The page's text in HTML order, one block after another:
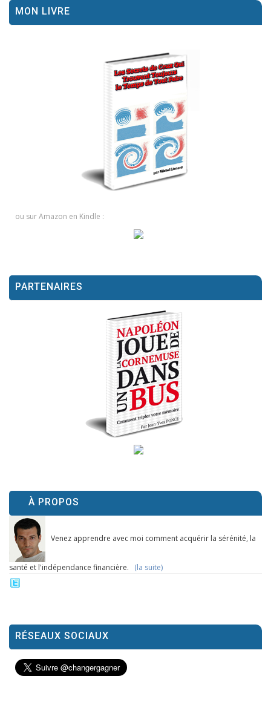
MON LIVRE
ou sur Amazon en Kindle :
PARTENAIRES
À PROPOS
Venez apprendre avec moi comment acquérir la sérénité, la
santé et l'indépendance financière. (la suite)
RÉSEAUX SOCIAUX